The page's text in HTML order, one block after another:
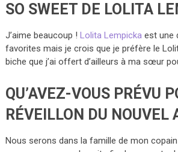
SO SWEET DE LOLITA
J’aime beaucoup ! Lolita Lempickaest une
favorites mais je crois que je préfère le
biche que j’ai offert d’ailleurs à ma sœur
QU’AVEZ-VOUS PRÉVU
RÉVEILLON DU NOUVEL
Nous serons dans la famille de mon